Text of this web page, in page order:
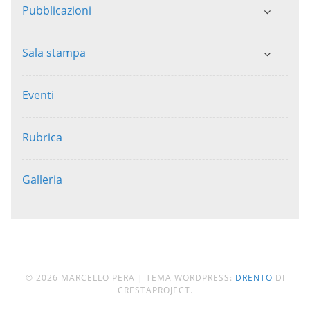
Pubblicazioni
Sala stampa
Eventi
Rubrica
Galleria
© 2026 MARCELLO PERA | TEMA WORDPRESS: DRENTO DI
CRESTAPROJECT.